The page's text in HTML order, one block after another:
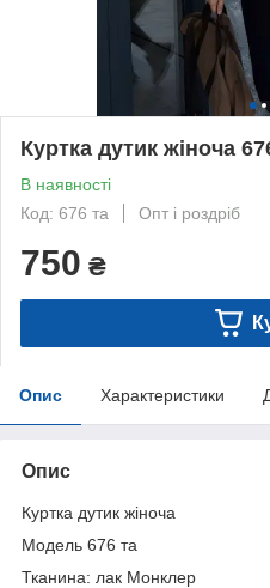
Куртка дутик жіноча
В наявності
Код: 676 та
Опт і роздріб
750 ₴
Опис Характеристики
Опис
Куртка дутик жіноча
Модель 676 та
Тканина: лак Монклер